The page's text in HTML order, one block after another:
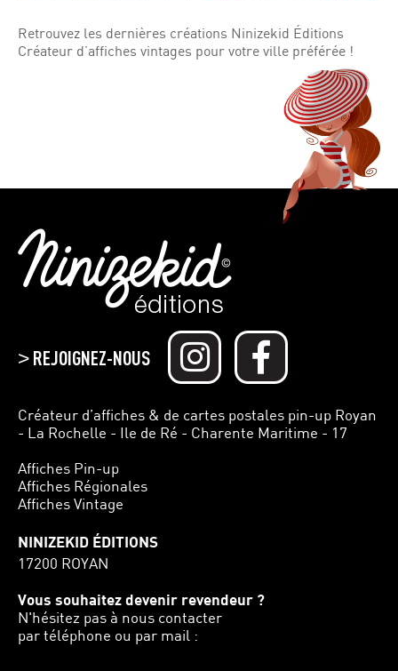
Retrouvez les dernières créations Ninizekid Éditions
Créateur d’affiches vintages pour votre ville préférée !
>REJOIGNEZ-NOUS
Créateur d’affiches & de cartes postales pin-up Royan
- La Rochelle - Ile de Ré - Charente Maritime - 17
Affiches Pin-up
Affiches Régionales
Affiches Vintage
NINIZEKID ÉDITIONS
17200 ROYAN
Vous souhaitez devenir revendeur ?
N'hésitez pas à nous contacter
par téléphone ou par mail :